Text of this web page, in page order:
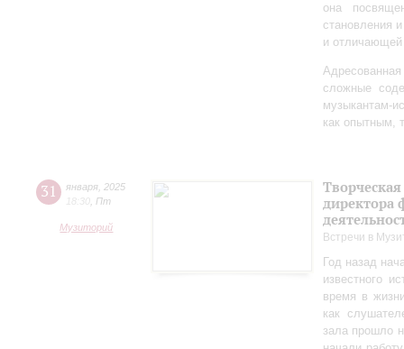
она
становления
и отличающей
сложные
музыкантам-
как опытным,
31 января 2025
18:30 Пт
Музиторий
директора
Встречи в
Год назад
известного
время в
как
зала прошло